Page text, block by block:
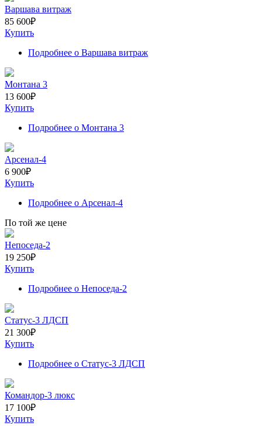
Варшава витраж
85 600₽
Купить
Подробнее о Варшава витраж
Монтана 3
13 600₽
Купить
Подробнее о Монтана 3
Арсенал-4
6 900₽
Купить
Подробнее о Арсенал-4
По той же цене
Непоседа-2
19 250₽
Купить
Подробнее о Непоседа-2
Статус-3 ЛДСП
21 300₽
Купить
Подробнее о Статус-3 ЛДСП
Командор-3 люкс
17 100₽
Купить